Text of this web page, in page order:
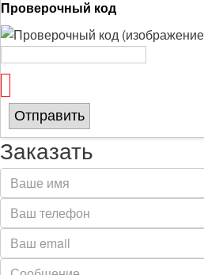
Проверочный код
Отправить
Заказать